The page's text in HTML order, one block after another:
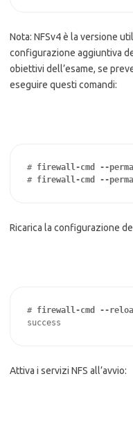
Nota: NFSv4 è la versione
configurazione aggiuntiva
obiettivi dell’esame, se
eseguire questi comandi:
# firewall-cmd --
# firewall-cmd --
Ricarica la configurazione
# firewall-cmd --
success
Attiva i servizi NFS all’avvio: